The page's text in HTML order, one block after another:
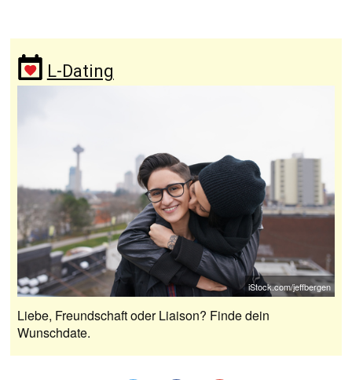
L-Dating
iStock.com/jeffbergen
Liebe, Freundschaft oder Liaison? Finde dein
Wunschdate.